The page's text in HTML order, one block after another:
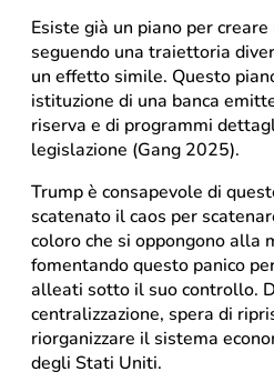
Esiste già un piano per
seguendo una traiettoria
un effetto simile. Questo
istituzione di una banca
riserva e di programmi
legislazione (Gang 2025).
Trump è consapevole di
scatenato il caos per
coloro che si oppongono alla
fomentando questo panico
alleati sotto il suo controllo.
centralizzazione, spera di
riorganizzare il sistema
degli Stati Uniti.